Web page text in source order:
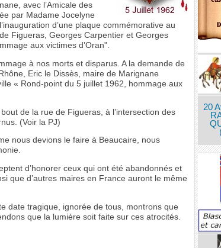
avec l’Amicale des
par Madame Jocelyne
d’une plaque commémorative au
Figueras, Georges Carpentier et Georges
aux victimes d’Oran".
à nos morts et disparus. A la demande de
Eric le Dissès, maire de Marignane
« Rond-point du 5 juillet 1962, hommage aux
de la rue de Figueras, à l’intersection des
(Voir la PJ)
nous devions le faire à Beaucaire, nous
d’honorer ceux qui ont été abandonnés et
que d’autres maires en France auront le même
date tragique, ignorée de tous, montrons que
que la lumière soit faite sur ces atrocités.
20